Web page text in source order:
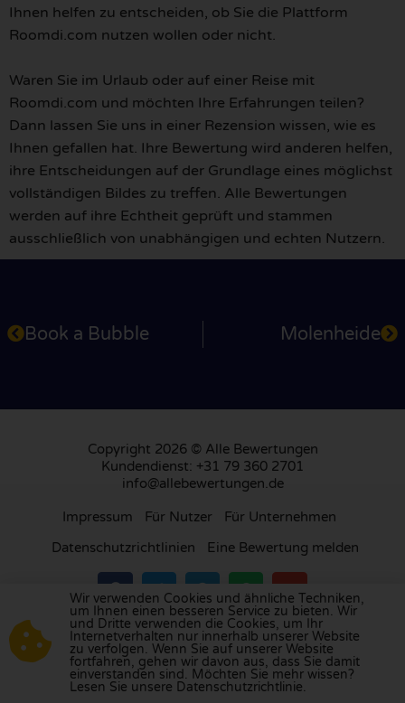
Ihnen helfen zu entscheiden, ob Sie die Plattform
Roomdi.com nutzen wollen oder nicht.
Waren Sie im Urlaub oder auf einer Reise mit
Roomdi.com und möchten Ihre Erfahrungen teilen?
Dann lassen Sie uns in einer Rezension wissen, wie es
Ihnen gefallen hat. Ihre Bewertung wird anderen helfen,
ihre Entscheidungen auf der Grundlage eines möglichst
vollständigen Bildes zu treffen. Alle Bewertungen
werden auf ihre Echtheit geprüft und stammen
ausschließlich von unabhängigen und echten Nutzern.
Book a Bubble Molenheide
Copyright 2026 © Alle Bewertungen
Kundendienst: +31 79 360 2701
info@allebewertungen.de
Impressum Für Nutzer
Für Unternehmen
Datenschutzrichtlinien
Eine Bewertung melden
Besuchen Sie unsere Bewertungsplattform in
Großbritannien,Frankreich, denNiederlanden
Belgien,Spanien, Italien,Portugal, Polen,
Dänemark , FinnlandundSchweden.
Wir verwenden Cookies und ähnliche Techniken,
um Ihnen einen besseren Service zu bieten. Wir
und Dritte verwenden die Cookies, um Ihr
Internetverhalten nur innerhalb unserer Website
zu verfolgen. Wenn Sie auf unserer Website
fortfahren, gehen wir davon aus, dass Sie damit
einverstanden sind. Möchten Sie mehr wissen?
Lesen Sie unsere Datenschutzrichtlinie.